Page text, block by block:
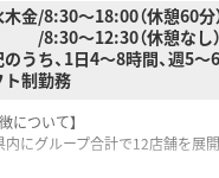
金/8:30～18:00（休憩60分
～12:30（休憩なし）
うち、1日4～8時間、週5～
ト制勤務
について】
にグループ合計で12店舗を展